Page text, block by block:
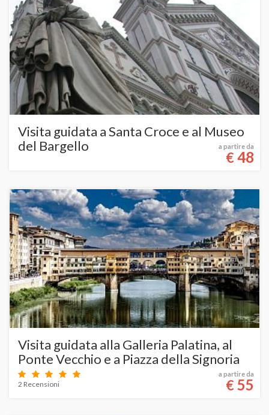
Visita guidata a Santa Croce e al Museo
del Bargello
a partire da
€48
Visita guidata alla Galleria Palatina, al
Ponte Vecchio e a Piazza della Signoria
2 Recensioni
a partire da
€55